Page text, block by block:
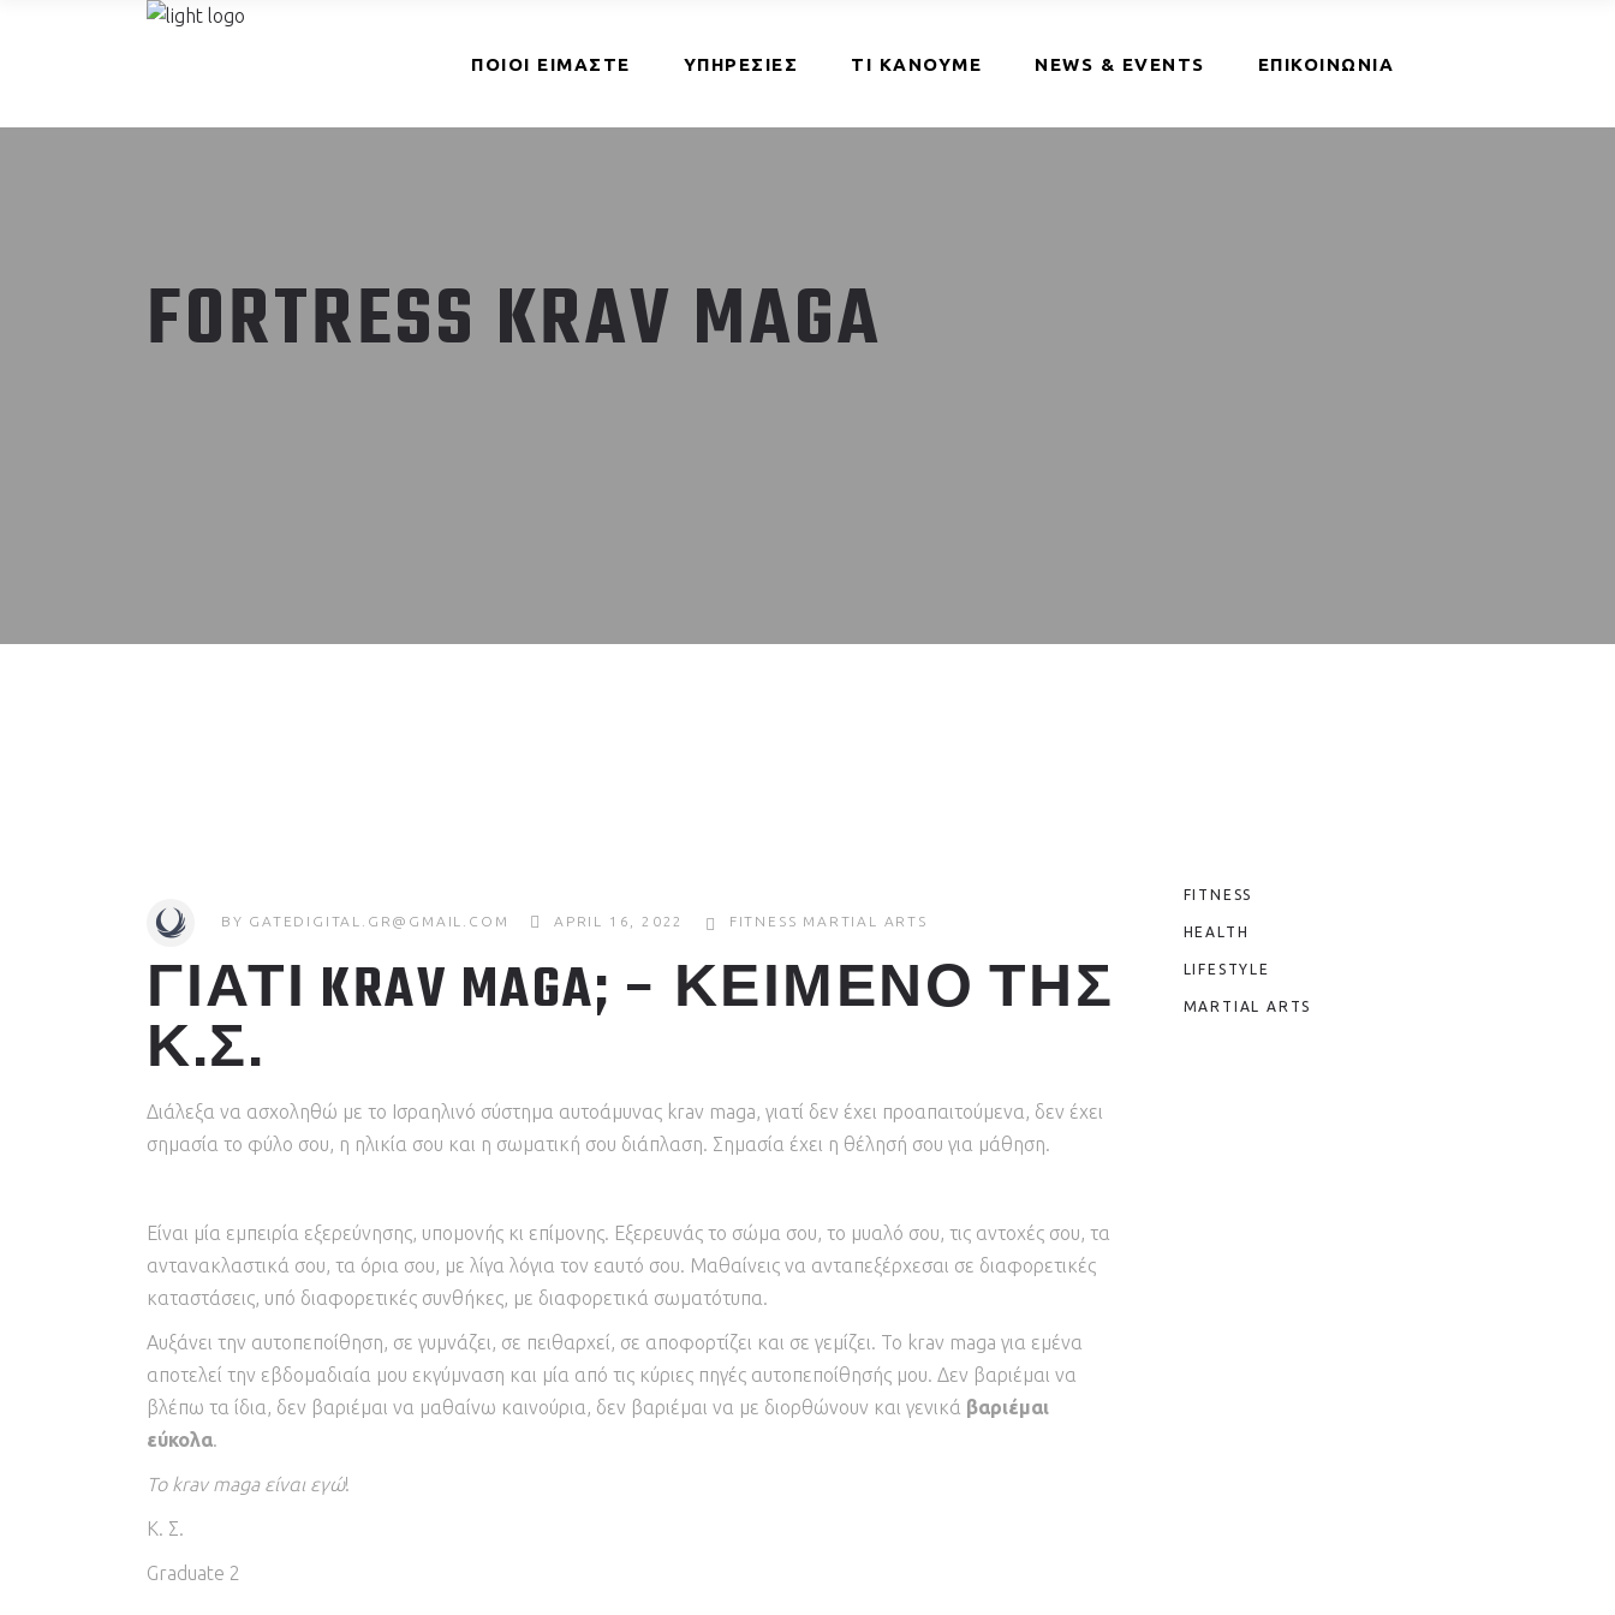
ΠΟΙΟΙ ΕΙΜΑΣΤΕ ΥΠΗΡΕΣΙΕΣ ΤΙ ΚΑΝΟΥΜΕ NEWS & EVENTS ΕΠΙΚΟΙΝΩΝΙΑ
FORTRESS KRAV MAGA
BY GATEDIGITAL.GR@GMAIL.COM APRIL 16, 2022 FITNESS MARTIAL ARTS
ΓΙΑΤΙ KRAV MAGA; – ΚΕΙΜΕΝΟ ΤΗΣ
Κ.Σ.
Διάλεξα να ασχοληθώ με το Ισραηλινό σύστημα αυτοάμυνας krav maga, γιατί δεν έχει προαπαιτούμενα, δεν έχει
σημασία το φύλο σου, η ηλικία σου και η σωματική σου διάπλαση. Σημασία έχει η θέλησή σου για μάθηση.
Είναι μία εμπειρία εξερεύνησης, υπομονής κι επίμονης. Εξερευνάς το σώμα σου, το μυαλό σου, τις αντοχές σου, τα
αντανακλαστικά σου, τα όρια σου, με λίγα λόγια τον εαυτό σου. Μαθαίνεις να ανταπεξέρχεσαι σε διαφορετικές
καταστάσεις, υπό διαφορετικές συνθήκες, με διαφορετικά σωματότυπα.
Αυξάνει την αυτοπεποίθηση, σε γυμνάζει, σε πειθαρχεί, σε αποφορτίζει και σε γεμίζει. Το krav maga για εμένα
αποτελεί την εβδομαδιαία μου εκγύμναση και μία από τις κύριες πηγές αυτοπεποίθησής μου. Δεν βαριέμαι να
βλέπω τα ίδια, δεν βαριέμαι να μαθαίνω καινούρια, δεν βαριέμαι να με διορθώνουν και γενικά βαριέμαι
εύκολα.
Το krav maga είναι εγώ!
Κ. Σ.
Graduate 2
FITNESS
HEALTH
LIFESTYLE
MARTIAL ARTS